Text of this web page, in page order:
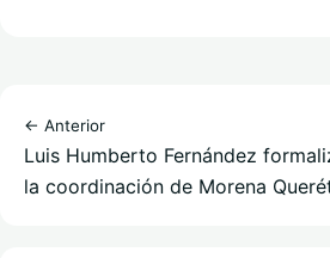
← Anterior
Luis Humberto Fernández
la coordinación de Morena